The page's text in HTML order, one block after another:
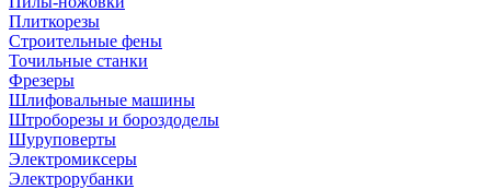
Плиткорезы
Строительные фены
Точильные станки
Фрезеры
Шлифовальные машины
Штроборезы и бороздоделы
Шуруповерты
Электромиксеры
Электрорубанки